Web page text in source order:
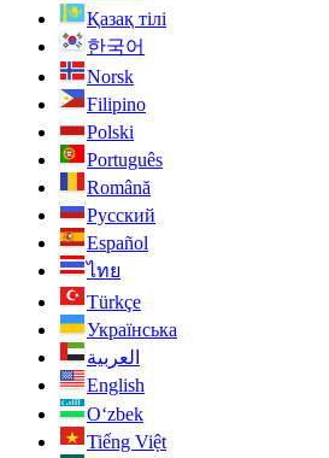
Қазақ тілі
한국어
Norsk
Filipino
Polski
Português
Română
Русский
Español
ไทย
Türkçe
Українська
العربية
English
O‘zbek
Tiếng Việt